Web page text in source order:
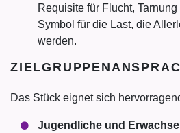
Requisite für Flucht,
Symbol für die Last, die
werden.
Das Stück eignet sich
Jugendliche und